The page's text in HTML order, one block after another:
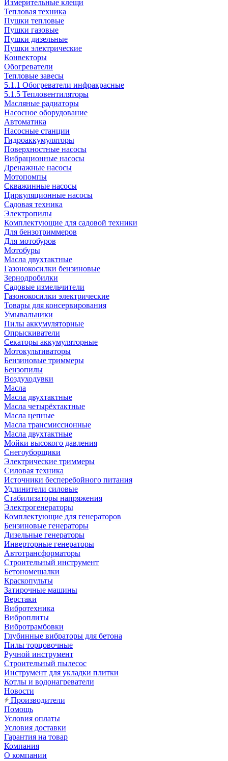
Измерительные клещи
Тепловая техника
Пушки тепловые
Пушки газовые
Пушки дизельные
Пушки электрические
Конвекторы
Обогреватели
Тепловые завесы
5.1.1 Обогреватели инфракрасные
5.1.5 Тепловентиляторы
Масляные радиаторы
Насосное оборудование
Автоматика
Насосные станции
Гидроаккумуляторы
Поверхностные насосы
Вибрационные насосы
Дренажные насосы
Мотопомпы
Скважинные насосы
Циркуляционные насосы
Садовая техника
Электропилы
Комплектующие для садовой техники
Для бензотриммеров
Для мотобуров
Мотобуры
Масла двухтактные
Газонокосилки бензиновые
Зернодробилки
Садовые измельчители
Газонокосилки электрические
Товары для консервирования
Умывальники
Пилы аккумуляторные
Опрыскиватели
Секаторы аккумуляторные
Мотокультиваторы
Бензиновые триммеры
Бензопилы
Воздуходувки
Масла
Масла двухтактные
Масла четырёхтактные
Масла цепные
Масла трансмиссионные
Масла двухтактные
Мойки высокого давления
Снегоуборщики
Электрические триммеры
Силовая техника
Источники бесперебойного питания
Удлинители силовые
Стабилизаторы напряжения
Электрогенераторы
Комплектующие для генераторов
Бензиновые генераторы
Дизельные генераторы
Инверторные генераторы
Автотрансформаторы
Строительный инструмент
Бетономешалки
Краскопульты
Затирочные машины
Верстаки
Вибротехника
Виброплиты
Вибротрамбовки
Глубинные вибраторы для бетона
Пилы торцовочные
Ручной инструмент
Строительный пылесос
Инструмент для укладки плитки
Котлы и водонагреватели
Новости
Производители
Помощь
Условия оплаты
Условия доставки
Гарантия на товар
Компания
О компании